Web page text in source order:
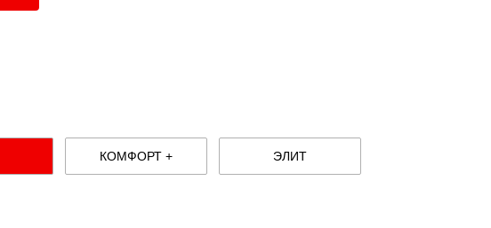
КОМФОРТ + ЭЛИТ